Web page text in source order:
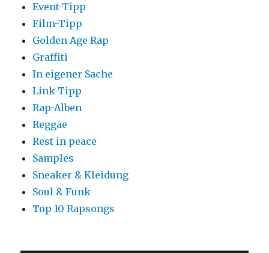
Event-Tipp
Film-Tipp
Golden Age Rap
Graffiti
In eigener Sache
Link-Tipp
Rap-Alben
Reggae
Rest in peace
Samples
Sneaker & Kleidung
Soul & Funk
Top 10 Rapsongs